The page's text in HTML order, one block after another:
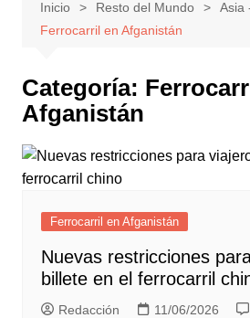
Inicio Resto del Mundo
Asia
Ferrocarril en Afganistán
Categoría:
Afganistán
Ferrocarril en Afganistán
Nuevas restricciones
billete en el ferrocarril
Redacción 11/06/2026